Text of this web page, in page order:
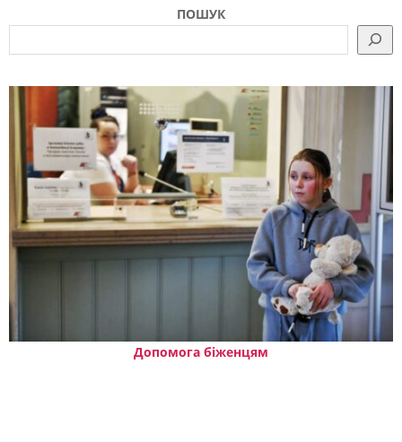
ПОШУК
Допомога біженцям